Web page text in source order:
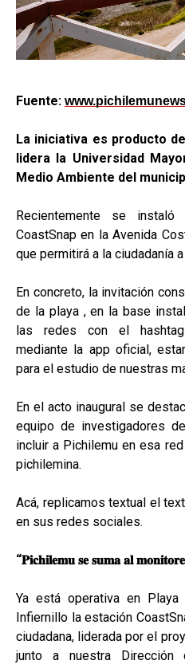
Fuente:
La iniciativa es producto
lidera la Universidad
Medio Ambiente del
Recientemente se
CoastSnap en la Avenida
que permitirá a la ciudadanía
En concreto, la invitación
de la playa , en la base
las redes con el
mediante la app oficial,
para el estudio de nuestras
En el acto inaugural se
equipo de investigadores
incluir a Pichilemu en esa
pichilemina.
Acá, replicamos textual el
en sus redes sociales.
“𝐏𝐢𝐜𝐡𝐢𝐥𝐞𝐦𝐮 𝐬𝐞 𝐬𝐮𝐦𝐚 𝐚𝐥
Ya está operativa en
Infiernillo la estación
ciudadana, liderada por el
junto a nuestra Dirección